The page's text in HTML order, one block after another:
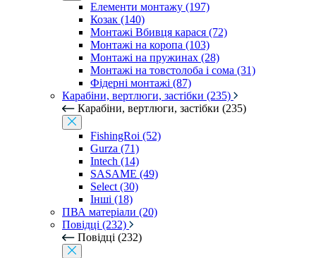
Елементи монтажу (197)
Козак (140)
Монтажі Вбивця карася (72)
Монтажі на коропа (103)
Монтажі на пружинах (28)
Монтажі на товстолоба і сома (31)
Фідерні монтажі (87)
Карабіни, вертлюги, застібки (235)
Карабіни, вертлюги, застібки (235)
FishingRoi (52)
Gurza (71)
Intech (14)
SASAME (49)
Select (30)
Інші (18)
ПВА матеріали (20)
Повідці (232)
Повідці (232)